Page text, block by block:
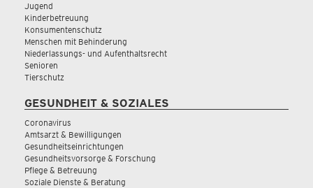
Jugend
Kinderbetreuung
Konsumentenschutz
Menschen mit Behinderung
Niederlassungs- und Aufenthaltsrecht
Senioren
Tierschutz
GESUNDHEIT & SOZIALES
Coronavirus
Amtsarzt & Bewilligungen
Gesundheitseinrichtungen
Gesundheitsvorsorge & Forschung
Pflege & Betreuung
Soziale Dienste & Beratung